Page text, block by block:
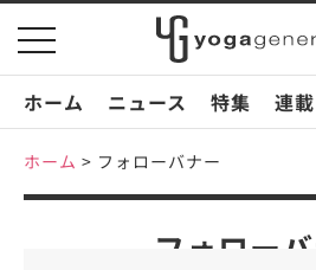
toggle
navigation
ホーム
ニュース 特集 連載
ホーム > フォローバナー
フォロー